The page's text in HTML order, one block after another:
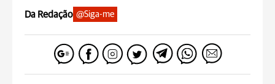
Da Redação @Siga-me